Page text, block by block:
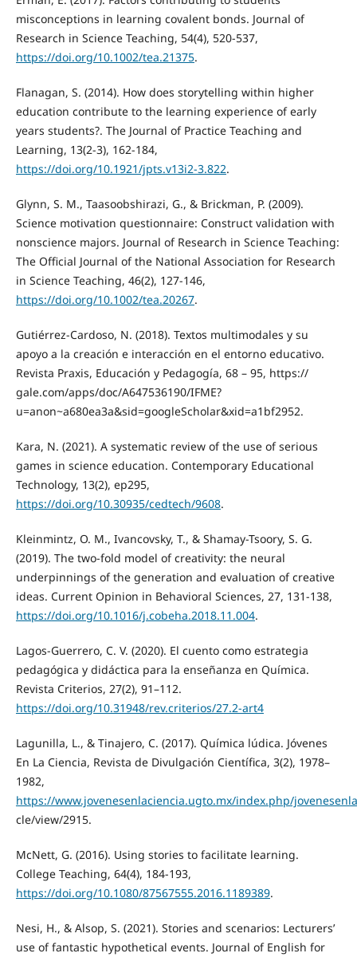
misconceptions in learning covalent bonds. Journal of
Research in Science Teaching, 54(4), 520-537,
https://doi.org/10.1002/tea.21375.
Flanagan, S. (2014). How does storytelling within higher
education contribute to the learning experience of early
years students?. The Journal of Practice Teaching and
Learning, 13(2-3), 162-184,
https://doi.org/10.1921/jpts.v13i2-3.822.
Glynn, S. M., Taasoobshirazi, G., & Brickman, P. (2009).
Science motivation questionnaire: Construct validation with
nonscience majors. Journal of Research in Science Teaching:
The Official Journal of the National Association for Research
in Science Teaching, 46(2), 127-146,
https://doi.org/10.1002/tea.20267.
Gutiérrez-Cardoso, N. (2018). Textos multimodales y su
apoyo a la creación e interacción en el entorno educativo.
Revista Praxis, Educación y Pedagogía, 68 – 95, https://
gale.com/apps/doc/A647536190/IFME?
u=anon~a680ea3a&sid=googleScholar&xid=a1bf2952.
Kara, N. (2021). A systematic review of the use of serious
games in science education. Contemporary Educational
Technology, 13(2), ep295,
https://doi.org/10.30935/cedtech/9608.
Kleinmintz, O. M., Ivancovsky, T., & Shamay-Tsoory, S. G.
(2019). The two-fold model of creativity: the neural
underpinnings of the generation and evaluation of creative
ideas. Current Opinion in Behavioral Sciences, 27, 131-138,
https://doi.org/10.1016/j.cobeha.2018.11.004.
Lagos-Guerrero, C. V. (2020). El cuento como estrategia
pedagógica y didáctica para la enseñanza en Química.
Revista Criterios, 27(2), 91–112.
https://doi.org/10.31948/rev.criterios/27.2-art4
Lagunilla, L., & Tinajero, C. (2017). Química lúdica. Jóvenes
En La Ciencia, Revista de Divulgación Científica, 3(2), 1978–
1982,
https://www.jovenesenlaciencia.ugto.mx/index.php/
cle/view/2915.
McNett, G. (2016). Using stories to facilitate learning.
College Teaching, 64(4), 184-193,
https://doi.org/10.1080/87567555.2016.1189389.
Nesi, H., & Alsop, S. (2021). Stories and scenarios: Lecturers’
use of fantastic hypothetical events. Journal of English for